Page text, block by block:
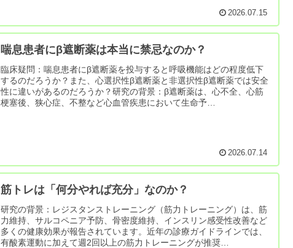
2026.07.15
喘息患者にβ遮断薬は本当に禁忌なのか？
臨床疑問：喘息患者にβ遮断薬を投与すると呼吸機能はどの程度低下
するのだろうか？また、心選択性β遮断薬と非選択性β遮断薬では安全
性に違いがあるのだろうか？研究の背景：β遮断薬は、心不全、心筋
梗塞後、狭心症、不整など心血管疾患において生命予…
2026.07.14
筋トレは「何分やれば充分」なのか？
研究の背景：レジスタンストレーニング（筋力トレーニング）は、筋
力維持、サルコペニア予防、骨密度維持、インスリン感受性改善など
多くの健康効果が報告されています。近年の診療ガイドラインでは、
有酸素運動に加えて週2回以上の筋力トレーニングが推奨…